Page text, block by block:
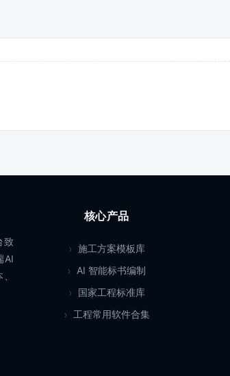
致
AI
核心产品
施工方案模板库
AI 智能标书编制
国家工程标准库
工程常用软件合集